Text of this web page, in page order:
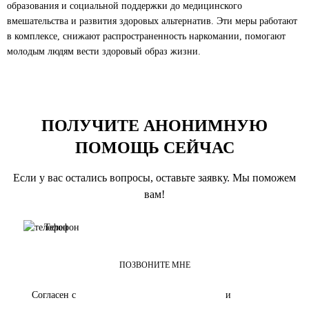
образования и социальной поддержки до медицинского
вмешательства и развития здоровых альтернатив. Эти меры работают
в комплексе, снижают распространенность наркомании, помогают
молодым людям вести здоровый образ жизни.
ПОЛУЧИТЕ АНОНИМНУЮ
ПОМОЩЬ СЕЙЧАС
Если у вас остались вопросы, оставьте заявку. Мы поможем
вам!
ПОЗВОНИТЕ МНЕ
Согласен с и